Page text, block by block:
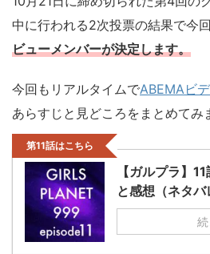
中に行われる2次投票の結果で今
ビューメンバーが決定します。
今回もリアルタイムでABEMAビ
あらすじと見どころをまとめてみ
第11話はこちら
【ガルプラ】
と感想（ネタバ